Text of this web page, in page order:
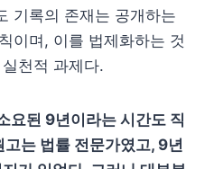
기록의 존재는 공개하는
이며, 이를 법제화하는 것
천적 과제다.
요된 9년이라는 시간도 직
고는 법률 전문가였고, 9년